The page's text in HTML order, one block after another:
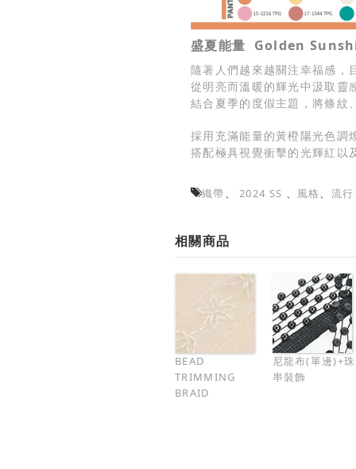
盛夏能量 Golden
隨著人們越來越關注幸福感，
從明亮而溫暖的輝光中汲取靈
結合夏季的度假主題，將條紋
採用充滿能量的黃橙陽光色調
搭配極具視覺衝擊的光輝紅以
織帶、 2024 SS 、 風格、 流行
相關商品
BEAD
TRIMMING
BRAID
尼龍布(單邊)+珠
串裝飾